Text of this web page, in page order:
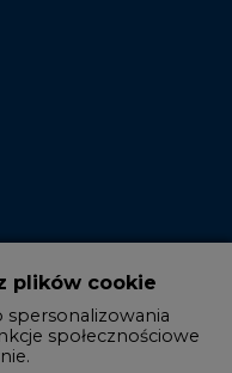
plików cookie
społecznościowe